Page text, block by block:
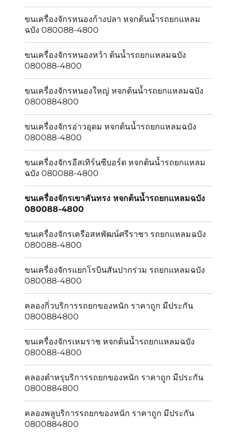
ขนเครื่องจักรหนองก้างปลา หจกต้นน้ำรถยกแหลม
ฉบัง 080088-4800
ขนเครื่องจักรหนองหว้า ต้นน้ำรถยกแหลมฉบัง
080088-4800
ขนเครื่องจักรหนองใหญ่ หจกต้นน้ำรถยกแหลมฉบัง
0800884800
ขนเครื่องจักรอ่าวอุดม หจกต้นน้ำรถยกแหลมฉบัง
080088-4800
ขนเครื่องจักรอีสเทิร์นซีบอร์ด หจกต้นน้ำรถยกแหลม
ฉบัง 080088-4800
ขนเครื่องจักรเขาคันทรง หจกต้นน้ำรถยกแหลมฉบัง
080088-4800
ขนเครื่องจักรเครือสหพัฒน์ศรีราชา รถยกแหลมฉบัง
080088-4800
ขนเครื่องจักรแยกโรบินสันปากร่วม รถยกแหลมฉบัง
080088-4800
คลองกิ่วบริการรถยกของหนัก ราคาถูก มีประกัน
0800884800
ขนเครื่องจักรเหมราช หจกต้นน้ำรถยกแหลมฉบัง
080088-4800
คลองตำหรุบริการรถยกของหนัก ราคาถูก มีประกัน
0800884800
คลองพลูบริการรถยกของหนัก ราคาถูก มีประกัน
0800884800